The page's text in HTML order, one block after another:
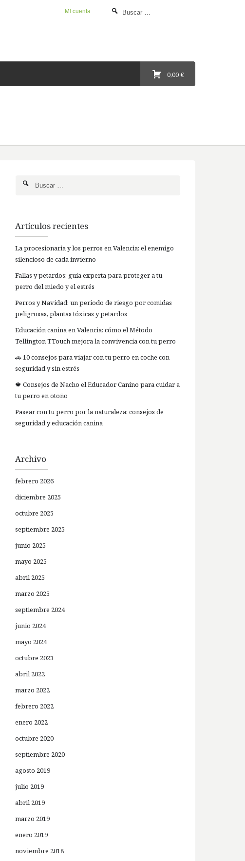
Mi cuenta
0,00 €
Artículos recientes
La procesionaria y los perros en Valencia: el enemigo
silencioso de cada invierno
Fallas y petardos: guía experta para proteger a tu
perro del miedo y el estrés
Perros y Navidad: un periodo de riesgo por comidas
peligrosas, plantas tóxicas y petardos
Educación canina en Valencia: cómo el Método
Tellington TTouch mejora la convivencia con tu perro
🚗 10 consejos para viajar con tu perro en coche con
seguridad y sin estrés
🍁 Consejos de Nacho el Educador Canino para cuidar a
tu perro en otoño
Pasear con tu perro por la naturaleza: consejos de
seguridad y educación canina
Archivo
febrero 2026
diciembre 2025
octubre 2025
septiembre 2025
junio 2025
mayo 2025
abril 2025
marzo 2025
septiembre 2024
junio 2024
mayo 2024
octubre 2023
abril 2022
marzo 2022
febrero 2022
enero 2022
octubre 2020
septiembre 2020
agosto 2019
julio 2019
abril 2019
marzo 2019
enero 2019
noviembre 2018